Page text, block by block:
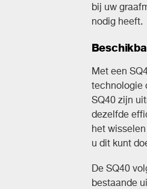
bij uw
nodig heeft.
Met een
technologie
SQ40 zijn
dezelfde
het
u dit kunt
De SQ40
bestaande